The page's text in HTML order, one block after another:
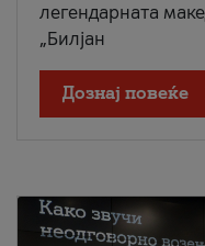
легендарната
„Билјан
Дознај повеќе